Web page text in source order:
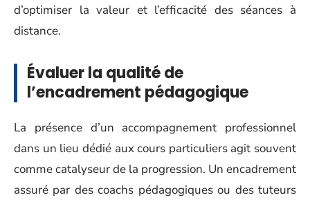
d’optimiser la valeur et l’efficacité des séances à
distance.
Évaluer la qualité de
l’encadrement pédagogique
La présence d’un accompagnement professionnel
dans un lieu dédié aux cours particuliers agit souvent
comme catalyseur de la progression. Un encadrement
assuré par des coachs pédagogiques ou des tuteurs